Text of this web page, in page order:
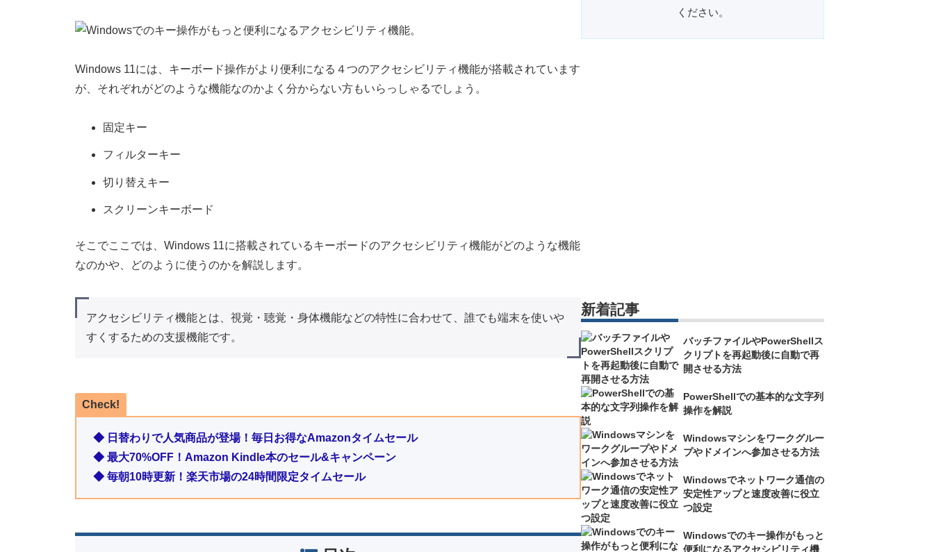
Windows 11には、キーボード操作がより便利になる４つのアクセシビリティ機能が搭載されています
が、それぞれがどのような機能なのかよく分からない方もいらっしゃるでしょう。
固定キー
フィルターキー
切り替えキー
スクリーンキーボード
そこでここでは、Windows 11に搭載されているキーボードのアクセシビリティ機能がどのような機能
なのかや、どのように使うのかを解説します。
アクセシビリティ機能とは、視覚・聴覚・身体機能などの特性に合わせて、誰でも端末を使いや
すくするための支援機能です。
Check!
◆ 日替わりで人気商品が登場！毎日お得なAmazonタイムセール
◆ 最大70%OFF！Amazon Kindle本のセール&キャンペーン
◆ 毎朝10時更新！楽天市場の24時間限定タイムセール
ください。
新着記事
バッチファイルやPowerShellス
クリプトを再起動後に自動で再
開させる方法
PowerShellでの基本的な文字列
操作を解説
Windowsマシンをワークグルー
プやドメインへ参加させる方法
Windowsでネットワーク通信の
安定性アップと速度改善に役立
つ設定
Windowsでのキー操作がもっと
便利になるアクセシビリティ機